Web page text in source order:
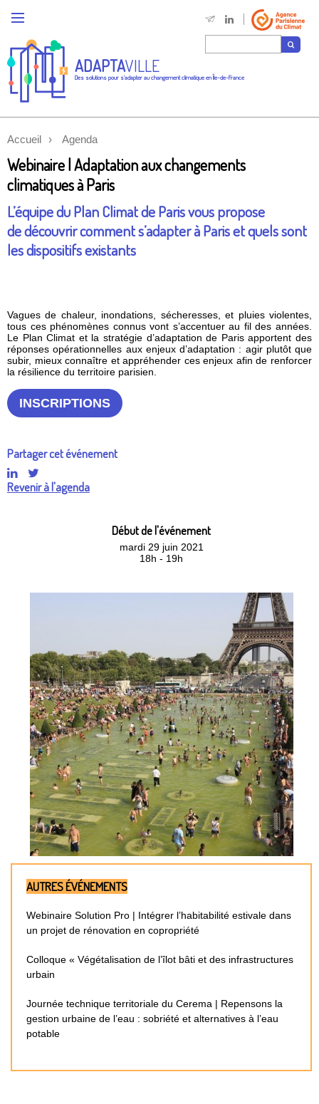
ADAPTAVILLE
Des solutions pour s'adapter au changement climatique en Île-de-France
Accueil Agenda
Webinaire | Adaptation aux changements
climatiques à Paris
L’équipe du Plan Climat de Paris vous propose
de découvrir comment s’adapter à Paris et quels sont
les dispositifs existants
Vagues de chaleur, inondations, sécheresses, et pluies violentes,
tous ces phénomènes connus vont s’accentuer au fil des années.
Le Plan Climat et la stratégie d’adaptation de Paris apportent des
réponses opérationnelles aux enjeux d’adaptation : agir plutôt que
subir, mieux connaître et appréhender ces enjeux afin de renforcer
la résilience du territoire parisien.
INSCRIPTIONS
Partager cet événement
Revenir à l'agenda
Début de l'événement
mardi 29 juin 2021
18h - 19h
AUTRES ÉVÉNEMENTS
Webinaire Solution Pro | Intégrer l’habitabilité estivale dans
un projet de rénovation en copropriété
Colloque « Végétalisation de l’îlot bâti et des infrastructures
urbain
Journée technique territoriale du Cerema | Repensons la
gestion urbaine de l’eau : sobriété et alternatives à l’eau
potable